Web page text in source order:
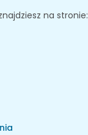
na stronie: